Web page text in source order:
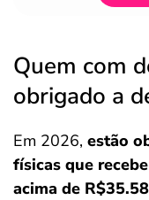
Quem com
obrigado a
Em 2026, estão
físicas que
acima de